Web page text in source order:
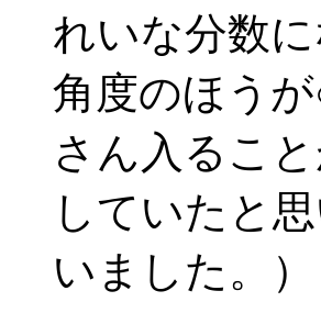
れいな分数
角度のほう
さん入るこ
していたと
いました。）